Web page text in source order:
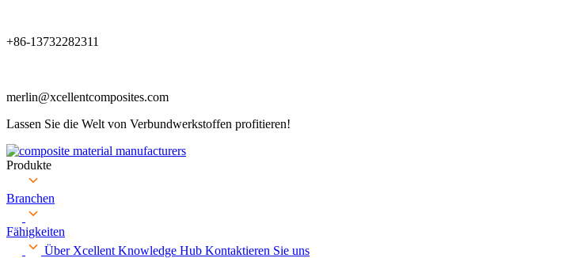
+86-13732282311
merlin@xcellentcomposites.com
Lassen Sie die Welt von Verbundwerkstoffen profitieren!
Produkte
Branchen
Fähigkeiten
Über Xcellent Knowledge Hub Kontaktieren Sie uns